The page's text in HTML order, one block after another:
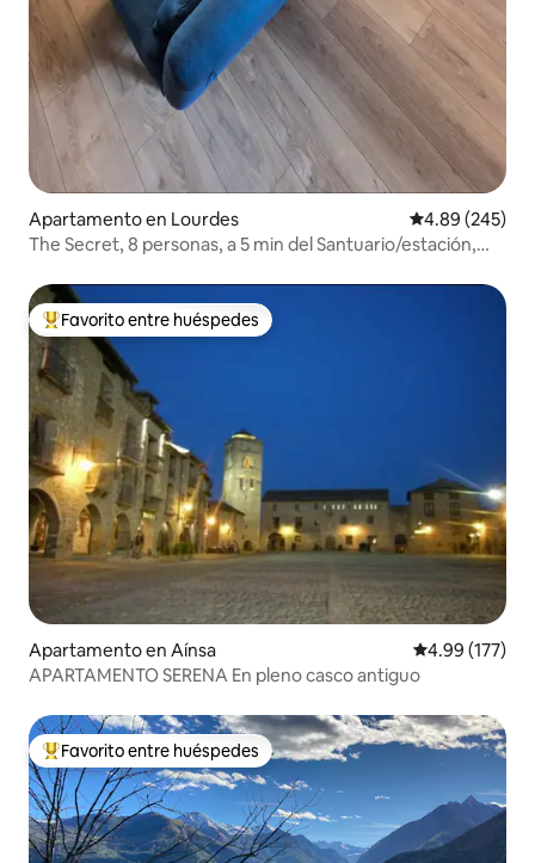
Apartamento en Lourdes Calificación
4.89 (245)
The Secret, 8 personas, a 5 min del Santuario/estación,
Favorito entre huéspedes preferido
Favorito entre huéspedes
Apartamento en Aínsa Calificación
4.99 (177)
APARTAMENTO SERENA En pleno casco antiguo
Favorito entre huéspedes preferido
Favorito entre huéspedes